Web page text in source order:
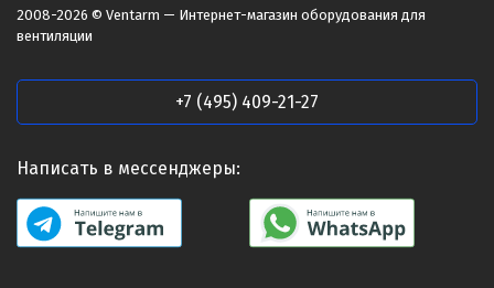
2008-2026 © Ventarm — Интернет-магазин оборудования для
вентиляции
+7 (495) 409-21-27
Написать в мессенджеры: